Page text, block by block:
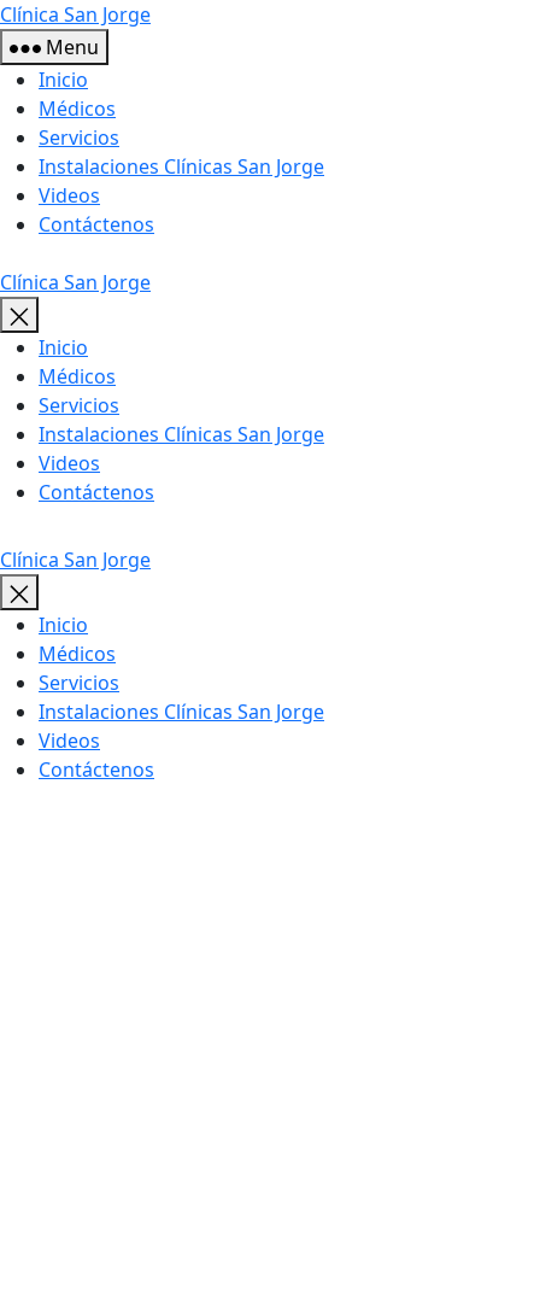
Skip
to
the
content
Clínica San Jorge
Menu
Inicio
Médicos
Servicios
Instalaciones Clínicas San Jorge
Videos
Contáctenos
Clínica San Jorge
Inicio
Médicos
Servicios
Instalaciones Clínicas San Jorge
Videos
Contáctenos
Clínica San Jorge
Inicio
Médicos
Servicios
Instalaciones Clínicas San Jorge
Videos
Contáctenos